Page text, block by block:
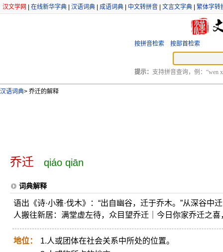
汉文学网 在线新华字典 汉语词典 成语词典 中文转拼音 文言文字典 繁体字转
按拼音检索 按部首检索
提示： 支持拼音查询，例：“wen
汉语词典> 乔迁的解释
乔迁 qiáo qiān
词典解释
语出《诗·小雅·伐木》：“出自幽谷，迁于乔木。”从深谷中
人搬往新居：满堂虚左待，众目望乔迁｜今日你家乔迁之
地位：
1.人或团体在社会关系中所处的位置。